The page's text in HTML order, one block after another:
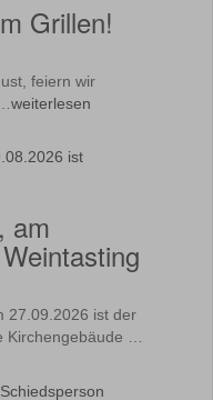
Grillen!
feiern wir
weiterlesen
am
27.09.2026 ist der
Kirchengebäude …